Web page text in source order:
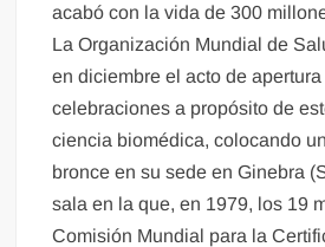
acabó con la vida de 300
La Organización Mundial de
en diciembre el acto de
celebraciones a propósito de
ciencia biomédica, colocando
bronce en su sede en Ginebra
sala en la que, en 1979, los 19
Comisión Mundial para la